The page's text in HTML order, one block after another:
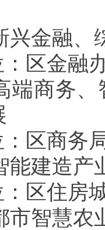
兴金融、
区金融
端商务
区商务
能建造产
区住房
市智慧农